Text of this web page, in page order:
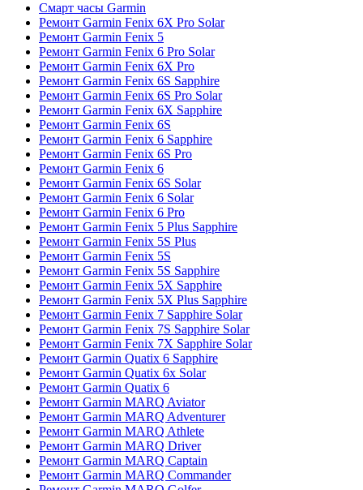
Смарт часы Garmin
Ремонт Garmin Fenix 6X Pro Solar
Ремонт Garmin Fenix 5
Ремонт Garmin Fenix 6 Pro Solar
Ремонт Garmin Fenix 6X Pro
Ремонт Garmin Fenix 6S Sapphire
Ремонт Garmin Fenix 6S Pro Solar
Ремонт Garmin Fenix 6X Sapphire
Ремонт Garmin Fenix 6S
Ремонт Garmin Fenix 6 Sapphire
Ремонт Garmin Fenix 6S Pro
Ремонт Garmin Fenix 6
Ремонт Garmin Fenix 6S Solar
Ремонт Garmin Fenix 6 Solar
Ремонт Garmin Fenix 6 Pro
Ремонт Garmin Fenix 5 Plus Sapphire
Ремонт Garmin Fenix 5S Plus
Ремонт Garmin Fenix 5S
Ремонт Garmin Fenix 5S Sapphire
Ремонт Garmin Fenix 5X Sapphire
Ремонт Garmin Fenix 5X Plus Sapphire
Ремонт Garmin Fenix 7 Sapphire Solar
Ремонт Garmin Fenix 7S Sapphire Solar
Ремонт Garmin Fenix 7X Sapphire Solar
Ремонт Garmin Quatix 6 Sapphire
Ремонт Garmin Quatix 6x Solar
Ремонт Garmin Quatix 6
Ремонт Garmin MARQ Aviator
Ремонт Garmin MARQ Adventurer
Ремонт Garmin MARQ Athlete
Ремонт Garmin MARQ Driver
Ремонт Garmin MARQ Captain
Ремонт Garmin MARQ Commander